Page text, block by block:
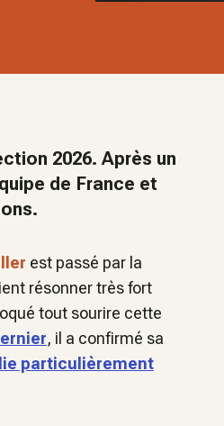
2026. Après un
de France et
est passé par la
résonner très fort
tout sourire cette
, il a confirmé sa
particulièrement